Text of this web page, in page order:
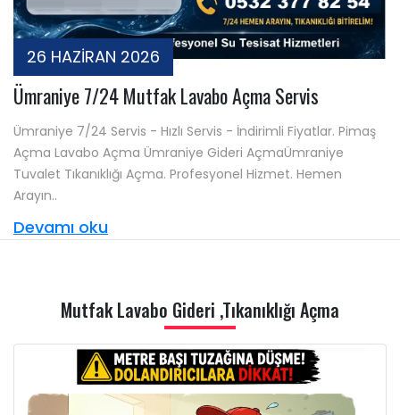
26 HAZİRAN 2026
Ümraniye 7/24 Mutfak Lavabo Açma Servis
Ümraniye 7/24 Servis - Hızlı Servis - İndirimli Fiyatlar. Pimaş
Açma Lavabo Açma Ümraniye Gideri AçmaÜmraniye
Tuvalet Tıkanıklığı Açma. Profesyonel Hizmet. Hemen
Arayın..
Devamı oku
Mutfak Lavabo Gideri ,Tıkanıklığı Açma